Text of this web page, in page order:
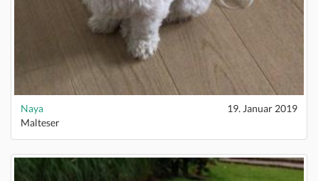
Naya
19. Januar 2019
Malteser